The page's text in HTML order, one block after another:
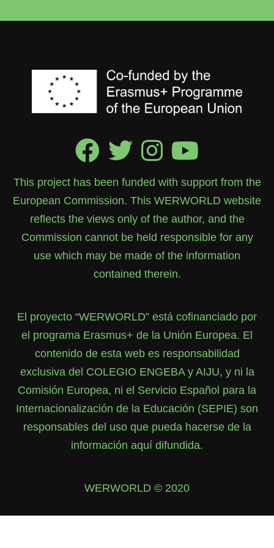
This project has been funded with support from the
European Commission. This WERWORLD website
reflects the views only of the author, and the
Commission cannot be held responsible for any
use which may be made of the information
contained therein.
El proyecto “WERWORLD” está cofinanciado por
el programa Erasmus+ de la Unión Europea. El
contenido de esta web es responsabilidad
exclusiva del COLEGIO ENGEBA y AIJU, y ni la
Comisión Europea, ni el Servicio Español para la
Internacionalización de la Educación (SEPIE) son
responsables del uso que pueda hacerse de la
información aquí difundida.
WERWORLD © 2020